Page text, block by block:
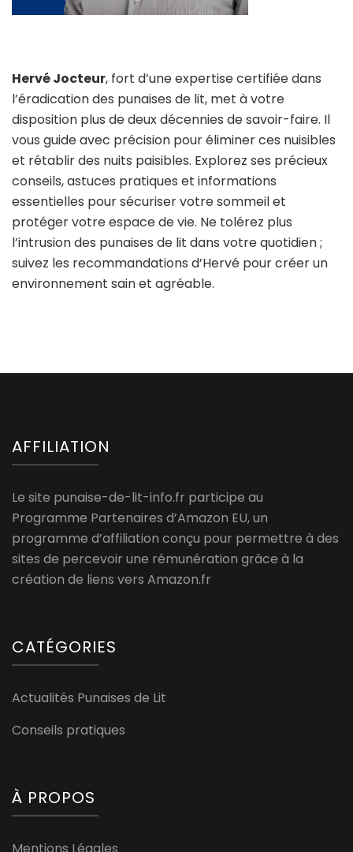
Hervé Jocteur, fort d’une expertise certifiée dans
l’éradication des punaises de lit, met à votre
disposition plus de deux décennies de savoir-faire. Il
vous guide avec précision pour éliminer ces nuisibles
et rétablir des nuits paisibles. Explorez ses précieux
conseils, astuces pratiques et informations
essentielles pour sécuriser votre sommeil et
protéger votre espace de vie. Ne tolérez plus
l’intrusion des punaises de lit dans votre quotidien ;
suivez les recommandations d’Hervé pour créer un
environnement sain et agréable.
AFFILIATION
Le site punaise-de-lit-info.fr participe au
Programme Partenaires d’Amazon EU, un
programme d’affiliation conçu pour permettre à des
sites de percevoir une rémunération grâce à la
création de liens vers Amazon.fr
CATÉGORIES
Actualités Punaises de Lit
Conseils pratiques
À PROPOS
Mentions Légales